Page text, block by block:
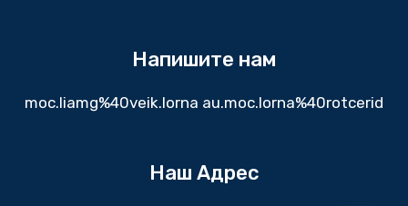
Напишите нам
moc.liamg%40veik.lorna au.moc.lorna%40rotcerid
Наш Адрес